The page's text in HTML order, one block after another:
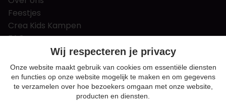
Feestjes
Crea Kids Kampen
FAQ
Tips & tricks
Contact
Nieuws & Vacatures
Wij respecteren je privacy
Onze website maakt gebruik van cookies om essentiële diensten
en functies op onze website mogelijk te maken en om gegevens
te verzamelen over hoe bezoekers omgaan met onze website,
producten en diensten.